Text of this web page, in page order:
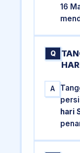
16
Q
A
hari